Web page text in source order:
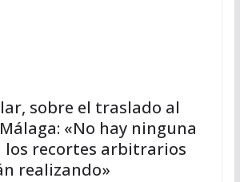
sobre el traslado al
«No hay ninguna
los recortes arbitrarios
realizando»